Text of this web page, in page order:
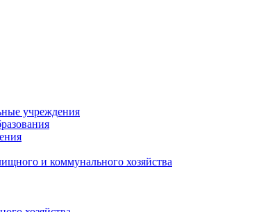
учреждения
и коммунального хозяйства